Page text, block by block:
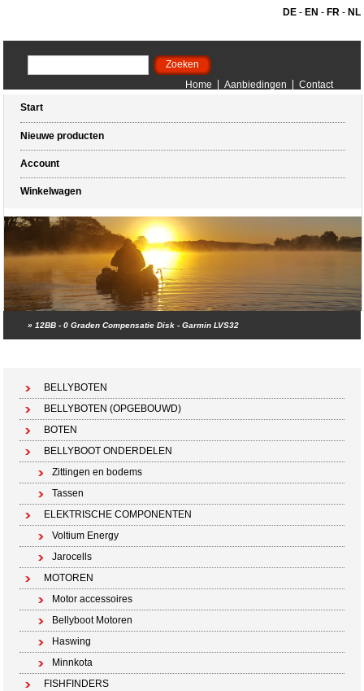
DE- EN - FR- NL
Home Aanbiedingen
Contact
Start
Nieuwe producten
Account
Winkelwagen
»12BB - 0 Graden Compensatie Disk - Garmin LVS32
BELLYBOTEN
BELLYBOTEN (OPGEBOUWD)
BOTEN
BELLYBOOT ONDERDELEN
Zittingen en bodems
Tassen
ELEKTRISCHE COMPONENTEN
Voltium Energy
Jarocells
MOTOREN
Motor accessoires
Bellyboot Motoren
Haswing
Minnkota
FISHFINDERS